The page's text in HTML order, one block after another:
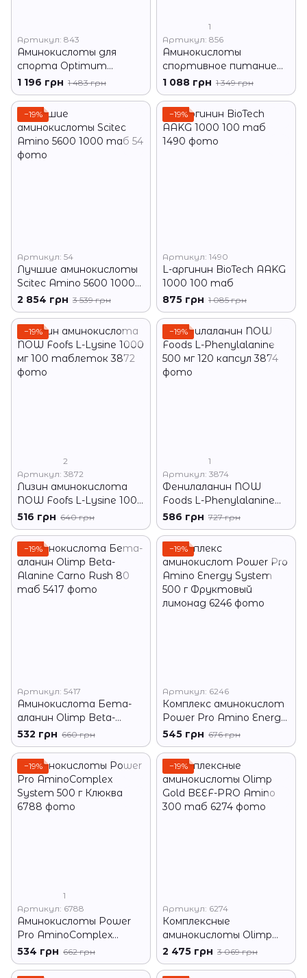
Артикул: 843
Аминокислоты для
спорта Optimum
AMINO 2222 160 таб
1 196 грн 1 483 грн
1
Артикул: 856
Аминокислоты
спортивное питание
Scitec Amino 5600 200
таблеток
1 088 грн 1 349 грн
−19%
Артикул: 54
Лучшие аминокислоты
Scitec Amino 5600 1000
таб
2 854 грн 3 539 грн
−19%
Артикул: 1490
L-аргинин BioTech AAKG
1000 100 таб
875 грн 1 085 грн
−19%
2
Артикул: 3872
Лизин аминокислота
NOW Foofs L-Lysine 1000
мг 100 таблеток
516 грн 640 грн
−19%
1
Артикул: 3874
Фенилаланин NOW
Foods L-Phenylalanine
500 мг 120 капсул
586 грн 727 грн
−19%
Артикул: 5417
Аминокислота Бета-
аланин Olimp Beta-
Alanine Carno Rush 80
таб
532 грн 660 грн
−19%
Артикул: 6246
Комплекс аминокислот
Power Pro Amino Energy
System 500 г
Фруктовый лимонад
545 грн 676 грн
−19%
1
Артикул: 6788
Аминокислоты Power
Pro AminoComplex
System 500 г Клюква
534 грн 662 грн
−19%
Артикул: 6274
Комплексные
аминокислоты Olimp
Gold BEEF-PRO Amino
300 таб
2 475 грн 3 069 грн